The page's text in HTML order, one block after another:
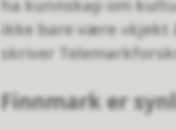
ha kunnskap om
ikke bare være «kjekt
skriver
Finnmark er